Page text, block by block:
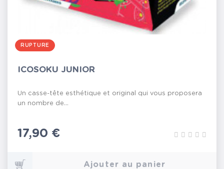
RUPTURE
ICOSOKU JUNIOR
Un casse-tête esthétique et original qui vous proposera
un nombre de...
Prix
17,90 €
Ajouter au panier